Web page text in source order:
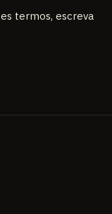
termos, escreva